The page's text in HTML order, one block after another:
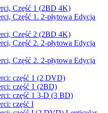
Część 1 (2BD 4K)
Część 1. 2-płytowa Edycja
Część 2 (2BD 4K)
Część 2. 2-płytowa Edycja
Część 2. 2-płytowa Edycja
część 1 (2 DVD)
część 1 (2BD)
część 1 3-D (3 BD)
część I